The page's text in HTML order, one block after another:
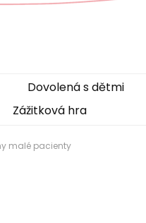
Dovolená s dětmi
Zážitková hra
malé pacienty